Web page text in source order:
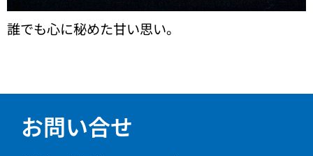
誰でも心に秘めた甘い思い。
お問い合せ